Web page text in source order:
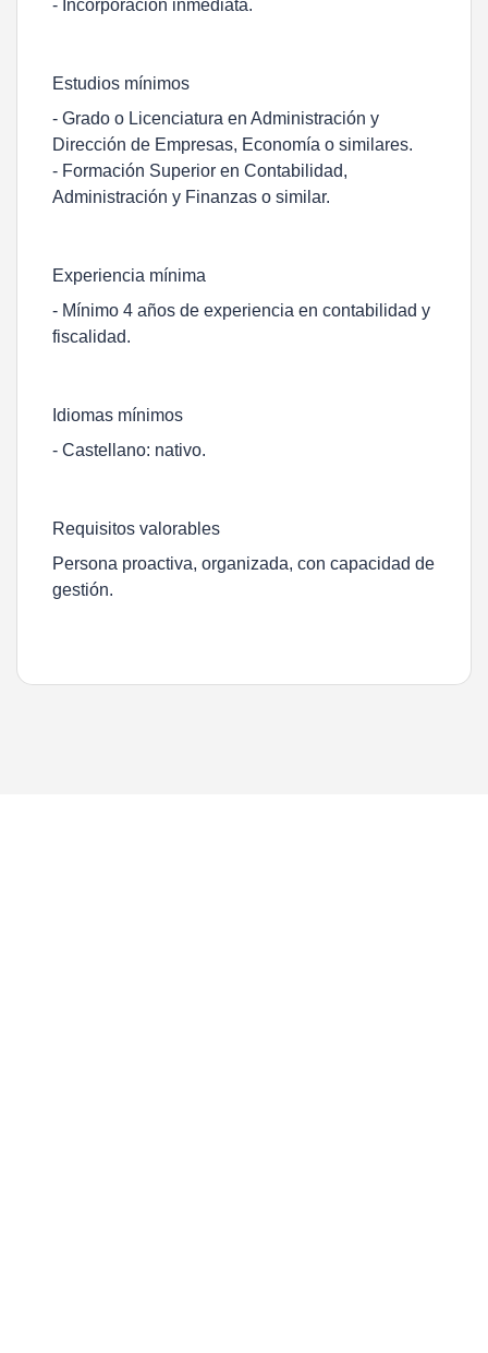
- Incorporación inmediata.
Estudios mínimos
- Grado o Licenciatura en Administración y
Dirección de Empresas, Economía o similares.
- Formación Superior en Contabilidad,
Administración y Finanzas o similar.
Experiencia mínima
- Mínimo 4 años de experiencia en contabilidad y
fiscalidad.
Idiomas mínimos
- Castellano: nativo.
Requisitos valorables
Persona proactiva, organizada, con capacidad de
gestión.